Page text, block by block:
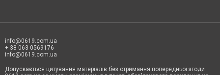
info@0619.com.ua
+ 38 063 0569176
info@0619.com.ua
Допускається цитування матеріалів без отримання попередньої згоди